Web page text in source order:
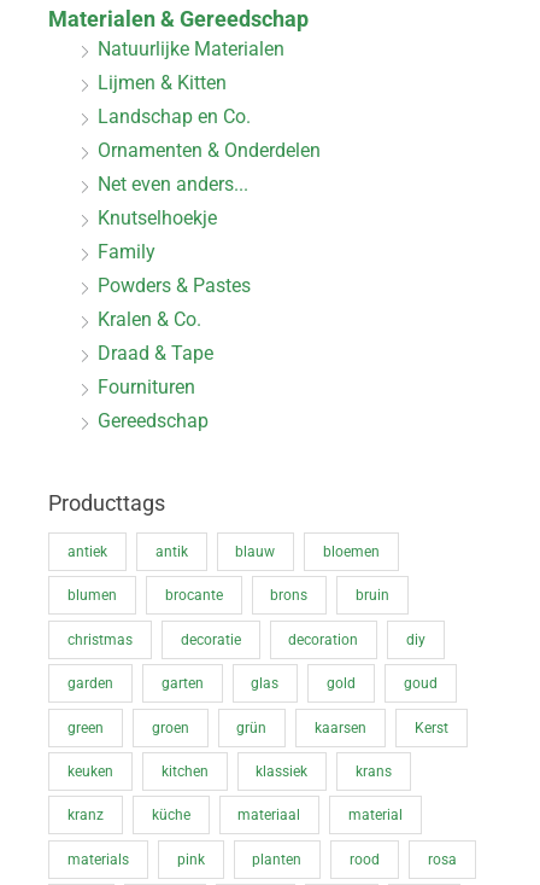
Materialen & Gereedschap
Natuurlijke Materialen
Lijmen & Kitten
Landschap en Co.
Ornamenten & Onderdelen
Net even anders...
Knutselhoekje
Family
Powders & Pastes
Kralen & Co.
Draad & Tape
Fournituren
Gereedschap
Producttags
antiek antik blauw bloemen
blumen brocante brons bruin
christmas decoratie decoration diy
garden garten glas gold goud
green groen grün kaarsen Kerst
keuken kitchen klassiek krans
kranz küche materiaal material
materials pink planten rood rosa